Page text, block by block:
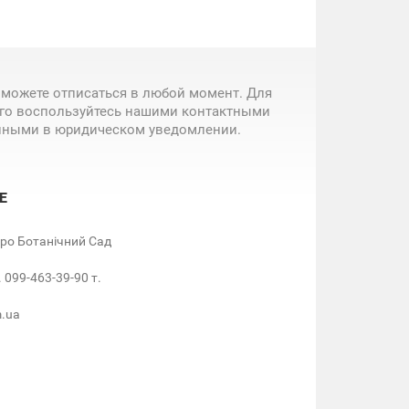
отписаться в любой момент. Для
воспользуйтесь нашими контактными
в юридическом уведомлении.
Ботанічний Сад
463-39-90 т.